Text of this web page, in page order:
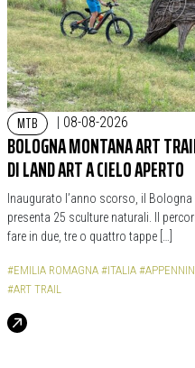
MTB | 08-08-2026
BOLOGNA MONTANA ART
DI LAND ART A CIELO APERTO
Inaugurato l’anno scorso, il Bologna
presenta 25 sculture naturali. Il
fare in due, tre o quattro tappe […]
#EMILIA ROMAGNA #ITALIA
#ART TRAIL